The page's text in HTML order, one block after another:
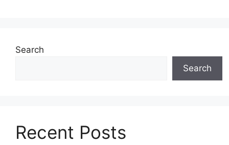
Search
Search
Recent Posts